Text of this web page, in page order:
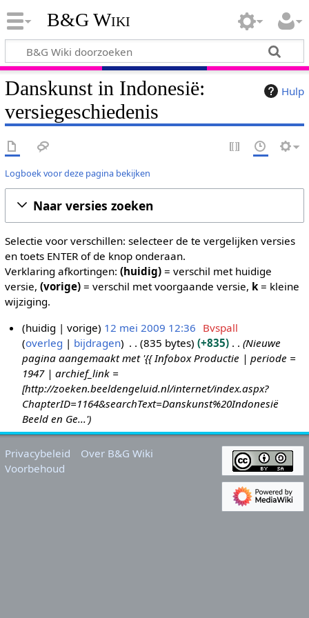
B&G Wiki
Hulp
Danskunst in Indonesië:
versiegeschiedenis
Logboek voor deze pagina bekijken
Naar versies zoeken
Selectie voor verschillen: selecteer de te vergelijken versies
en toets ENTER of de knop onderaan.
Verklaring afkortingen: (huidig)= verschil met huidige
versie, (vorige)= verschil met voorgaande versie, k= kleine
wijziging.
0
0
9
huidig vorige 12 mei 2009 12:36 Bvspall
overleg
bijdragen 835 bytes +835
Nieuwe
pagina aangemaakt met '{{ Infobox Productie | periode =
1947 | archief_link =
[http://zoeken.beeldengeluid.nl/internet/index.aspx?
ChapterID=1164&searchText=Danskunst%20Indonesië
Beeld en Ge...'
Privacybeleid
Over B&G Wiki
Voorbehoud